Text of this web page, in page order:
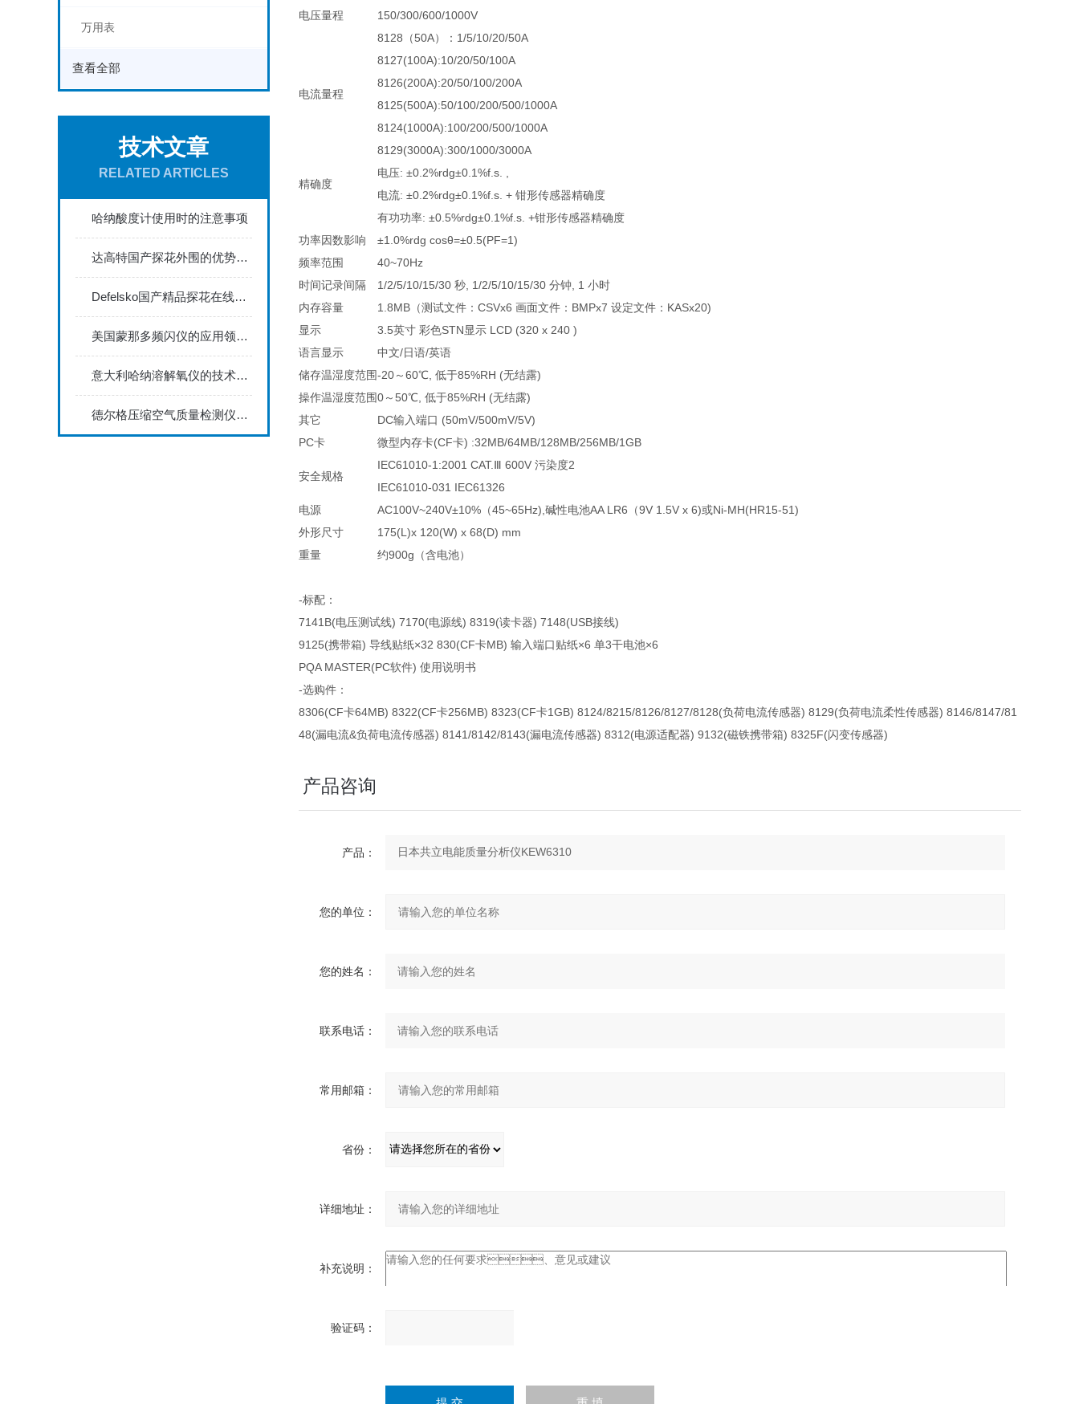
万用表
查看全部
技术文章
RELATED ARTICLES
哈纳酸度计使用时的注意事项
达高特国产探花外围的优势体现在哪些方面？
Defelsko国产精品探花在线能够满足严格的工业标准
美国蒙那多频闪仪的应用领域及具体工作方式
意大利哈纳溶解氧仪的技术特点体现在哪些方面？
德尔格压缩空气质量检测仪能够实时监测空气中的污染物浓度
电压量程
150/300/600/1000V
电流量程
8128（50A）：1/5/10/20/50A
8127(100A):10/20/50/100A
8126(200A):20/50/100/200A
8125(500A):50/100/200/500/1000A
8124(1000A):100/200/500/1000A
8129(3000A):300/1000/3000A
精确度
电压: ±0.2%rdg±0.1%f.s. ,
电流: ±0.2%rdg±0.1%f.s. + 钳形传感器精确度
有功功率: ±0.5%rdg±0.1%f.s. +钳形传感器精确度
功率因数影响
±1.0%rdg cosθ=±0.5(PF=1)
频率范围
40~70Hz
时间记录间隔
1/2/5/10/15/30 秒, 1/2/5/10/15/30 分钟, 1 小时
内存容量
1.8MB（测试文件：CSVx6 画面文件：BMPx7 设定文件：KASx20)
显示
3.5英寸 彩色STN显示 LCD (320 x 240 )
语言显示
中文/日语/英语
储存温湿度范围-20～60℃, 低于85%RH (无结露)
操作温湿度范围0～50℃, 低于85%RH (无结露)
其它
DC输入端口 (50mV/500mV/5V)
PC卡
微型内存卡(CF卡) :32MB/64MB/128MB/256MB/1GB
安全规格
IEC61010-1:2001 CAT.Ⅲ 600V 污染度2
IEC61010-031 IEC61326
电源
AC100V~240V±10%（45~65Hz),碱性电池AA LR6（9V 1.5V x 6)或Ni-MH(HR15-51)
外形尺寸
175(L)x 120(W) x 68(D) mm
重量
约900g（含电池）
-标配：
7141B(电压测试线) 7170(电源线) 8319(读卡器) 7148(USB接线)
9125(携带箱) 导线贴纸×32 830(CF卡MB) 输入端口贴纸×6 单3干电池×6
PQA MASTER(PC软件) 使用说明书
-选购件：
8306(CF卡64MB) 8322(CF卡256MB) 8323(CF卡1GB) 8124/8215/8126/8127/8128(负荷电流传感器) 8129(负荷电流柔性传感器) 8146/8147/81
48(漏电流&负荷电流传感器) 8141/8142/8143(漏电流传感器) 8312(电源适配器) 9132(磁铁携带箱) 8325F(闪变传感器)
产品咨询
产品：
您的单位：
您的姓名：
联系电话：
常用邮箱：
省份：
详细地址：
补充说明：
验证码：
入